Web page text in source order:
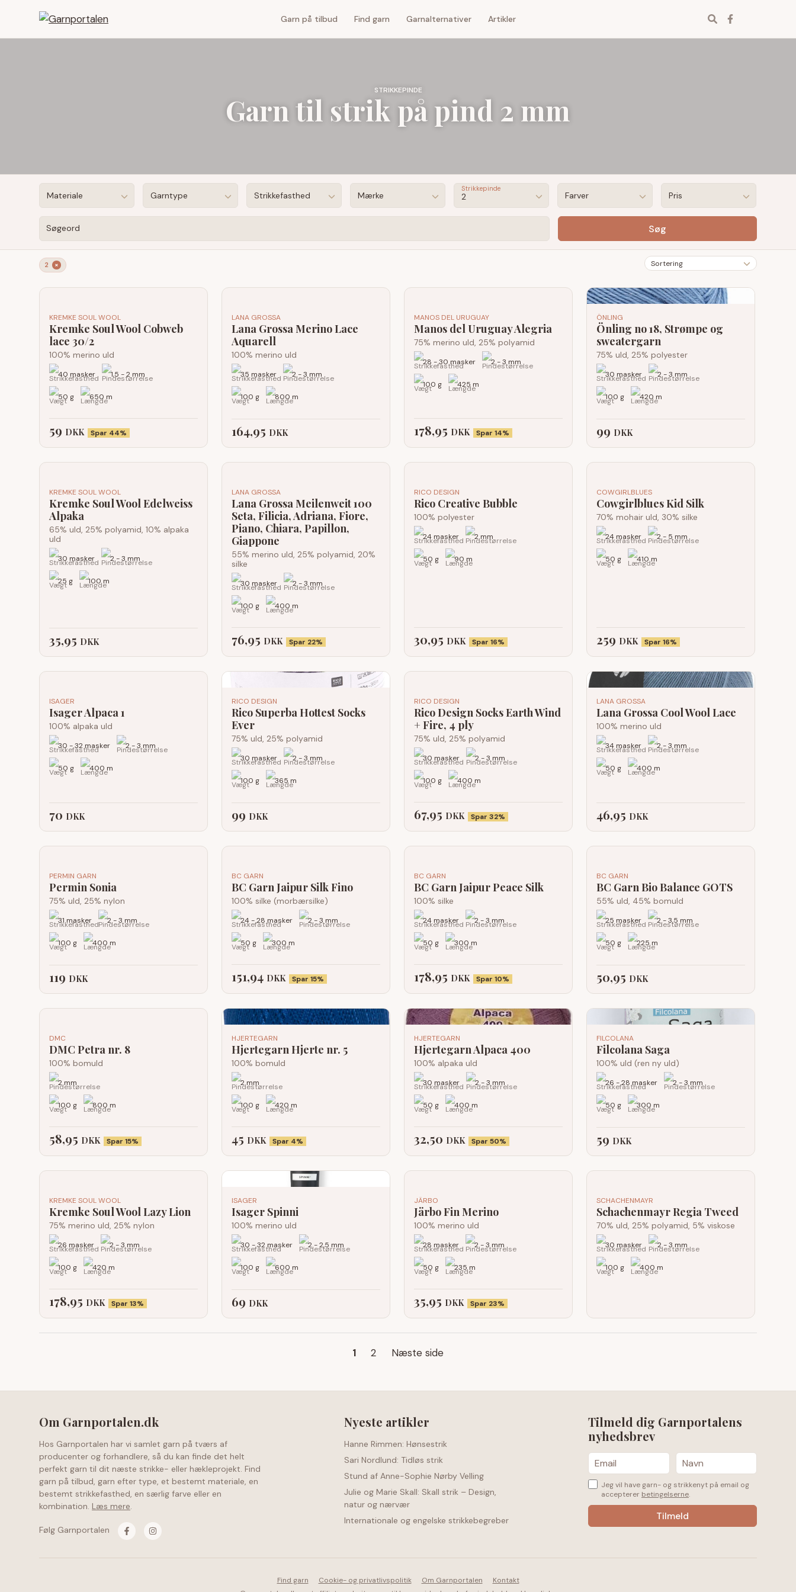
Garn på tilbud Find garn Garnalternativer Artikler
Find
STRIKKEPINDE
Garn til strik på pind 2 mm
Søgeord
Materiale Garntype Strikkefasthed Mærke 2
Strikkepinde
Farver Pris
Søg
Sortering
2 ×
KREMKE SOUL WOOL
Kremke Soul Wool Cobweb
lace 30/2
100% merino uld
40 masker 1,5 - 2 mm
50 g 650 m
59 DKK Spar 44%
LANA GROSSA
Lana Grossa Merino Lace
Aquarell
100% merino uld
35 masker 2 - 3 mm
100 g 800 m
164,95 DKK
MANOS DEL URUGUAY
Manos del Uruguay Alegria
75% merino uld, 25% polyamid
28 - 30 masker 2 - 3 mm
100 g 425 m
178,95 DKK Spar 14%
ÖNLING
Önling no 18, Strømpe og
sweatergarn
75% uld, 25% polyester
30 masker 2 - 3 mm
100 g 420 m
99 DKK
KREMKE SOUL WOOL
Kremke Soul Wool Edelweiss
Alpaka
65% uld, 25% polyamid, 10% alpaka
uld
30 masker 2 - 3 mm
25 g 100 m
35,95 DKK
LANA GROSSA
Lana Grossa Meilenweit 100
Seta, Filicia, Adriana, Fiore,
Piano, Chiara, Papillon,
Giappone
55% merino uld, 25% polyamid, 20%
silke
30 masker 2 - 3 mm
100 g 400 m
76,95 DKK Spar 22%
RICO DESIGN
Rico Creative Bubble
100% polyester
24 masker 2 mm
50 g 90 m
30,95 DKK Spar 16%
COWGIRLBLUES
Cowgirlblues Kid Silk
70% mohair uld, 30% silke
24 masker 2 - 5 mm
50 g 410 m
259 DKK Spar 16%
ISAGER
Isager Alpaca 1
100% alpaka uld
30 - 32 masker 2 - 3 mm
50 g 400 m
70 DKK
RICO DESIGN
Rico Superba Hottest Socks
Ever
75% uld, 25% polyamid
30 masker 2 - 3 mm
100 g 365 m
99 DKK
RICO DESIGN
Rico Design Socks Earth Wind
+ Fire, 4 ply
75% uld, 25% polyamid
30 masker 2 - 3 mm
100 g 400 m
67,95 DKK Spar 32%
LANA GROSSA
Lana Grossa Cool Wool Lace
100% merino uld
34 masker 2 - 3 mm
50 g 400 m
46,95 DKK
PERMIN GARN
Permin Sonia
75% uld, 25% nylon
31 masker 2 - 3 mm
100 g 400 m
119 DKK
BC GARN
BC Garn Jaipur Silk Fino
100% silke (morbærsilke)
24 - 28 masker 2 - 3 mm
50 g 300 m
151,94 DKK Spar 15%
BC GARN
BC Garn Jaipur Peace Silk
100% silke
24 masker 2 - 3 mm
50 g 300 m
178,95 DKK Spar 10%
BC GARN
BC Garn Bio Balance GOTS
55% uld, 45% bomuld
25 masker 2 - 3,5 mm
50 g 225 m
50,95 DKK
DMC
DMC Petra nr. 8
100% bomuld
2 mm
100 g 800 m
58,95 DKK Spar 15%
HJERTEGARN
Hjertegarn Hjerte nr. 5
100% bomuld
2 mm
100 g 420 m
45 DKK Spar 4%
HJERTEGARN
Hjertegarn Alpaca 400
100% alpaka uld
30 masker 2 - 3 mm
50 g 400 m
32,50 DKK Spar 50%
FILCOLANA
Filcolana Saga
100% uld (ren ny uld)
26 - 28 masker 2 - 3 mm
50 g 300 m
59 DKK
KREMKE SOUL WOOL
Kremke Soul Wool Lazy Lion
75% merino uld, 25% nylon
26 masker 2 - 3 mm
100 g 420 m
178,95 DKK Spar 13%
ISAGER
Isager Spinni
100% merino uld
30 - 32 masker 2 - 2,5 mm
100 g 600 m
69 DKK
JÄRBO
Järbo Fin Merino
100% merino uld
28 masker 2 - 3 mm
50 g 235 m
35,95 DKK Spar 23%
SCHACHENMAYR
Schachenmayr Regia Tweed
70% uld, 25% polyamid, 5% viskose
30 masker 2 - 3 mm
100 g 400 m
1 2 Næste side
Om Garnportalen.dk
Hos Garnportalen har vi samlet garn på tværs af
producenter og forhandlere, så du kan finde det helt
perfekt garn til dit næste strikke- eller hækleprojekt. Find
garn på tilbud, garn efter type, et bestemt materiale, en
bestemt strikkefasthed, en særlig farve eller en
kombination. Læs mere.
Følg Garnportalen
Nyeste artikler
Hanne Rimmen: Hønsestrik
Sari Nordlund: Tidløs strik
Stund af Anne-Sophie Nørby Velling
Julie og Marie Skall: Skall strik – Design,
natur og nærvær
Internationale og engelske strikkebegreber
Tilmeld dig Garnportalens
nyhedsbrev
Jeg vil have garn- og strikkenyt på email og
accepterer betingelserne.
Find garn Cookie- og privatlivspolitik Om Garnportalen
Kontakt